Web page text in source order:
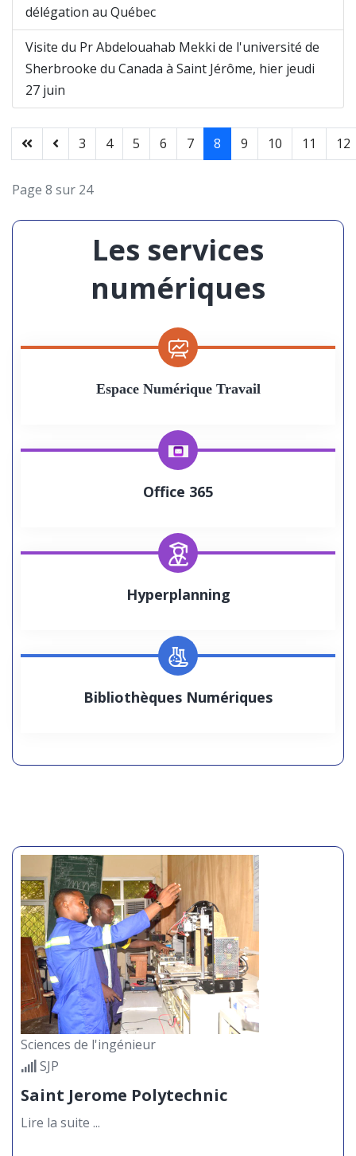
délégation au Québec
Visite du Pr Abdelouahab Mekki de l'université de
Sherbrooke du Canada à Saint Jérôme, hier jeudi
27 juin
3 4 5 6 7 8 9 10 11 12
Page 8 sur 24
Les services
numériques
Espace Numérique Travail
Office 365
Hyperplanning
Bibliothèques Numériques
Sciences de l'ingénieur
SJP
Saint Jerome Polytechnic
Lire la suite ...